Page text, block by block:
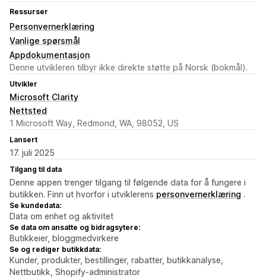
Ressurser
Personvernerklæring
Vanlige spørsmål
Appdokumentasjon
Denne utvikleren tilbyr ikke direkte støtte på Norsk (bokmål).
Utvikler
Microsoft Clarity
Nettsted
1 Microsoft Way, Redmond, WA, 98052, US
Lansert
17. juli 2025
Tilgang til data
Denne appen trenger tilgang til følgende data for å fungere i
butikken. Finn ut hvorfor i utviklerens personvernerklæring .
Se kundedata:
Data om enhet og aktivitet
Se data om ansatte og bidragsytere:
Butikkeier, bloggmedvirkere
Se og rediger butikkdata:
Kunder, produkter, bestillinger, rabatter, butikkanalyse,
Nettbutikk, Shopify-administrator